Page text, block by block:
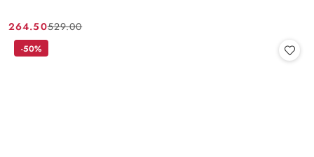
Cena
promocyjna:
264.50
Cena
przed
529.00
-50%